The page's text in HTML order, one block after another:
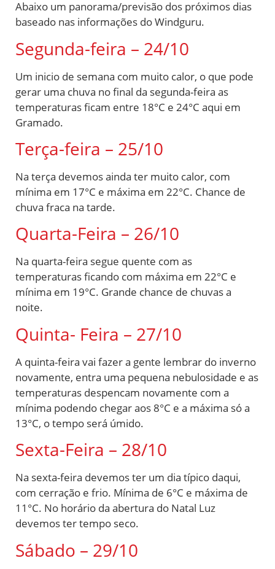
Abaixo um panorama/previsão dos próximos dias
baseado nas informações do Windguru.
Segunda-feira – 24/10
Um inicio de semana com muito calor, o que pode
gerar uma chuva no final da segunda-feira as
temperaturas ficam entre 18°C e 24°C aqui em
Gramado.
Terça-feira – 25/10
Na terça devemos ainda ter muito calor, com
mínima em 17°C e máxima em 22°C. Chance de
chuva fraca na tarde.
Quarta-Feira – 26/10
Na quarta-feira segue quente com as
temperaturas ficando com máxima em 22°C e
mínima em 19°C. Grande chance de chuvas a
noite.
Quinta- Feira – 27/10
A quinta-feira vai fazer a gente lembrar do inverno
novamente, entra uma pequena nebulosidade e as
temperaturas despencam novamente com a
mínima podendo chegar aos 8°C e a máxima só a
13°C, o tempo será úmido.
Sexta-Feira – 28/10
Na sexta-feira devemos ter um dia típico daqui,
com cerração e frio. Mínima de 6°C e máxima de
11°C. No horário da abertura do Natal Luz
devemos ter tempo seco.
Sábado – 29/10